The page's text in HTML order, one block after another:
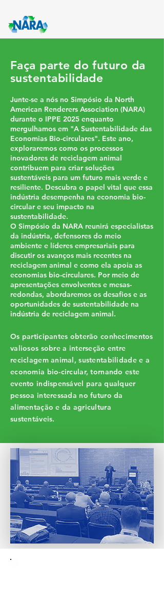
Faça parte do futuro da
sustentabilidade
Junte-se a nós no Simpósio da North
American Renderers Association (NARA)
durante o IPPE 2025 enquanto
mergulhamos em "A Sustentabilidade das
Economias Bio-circulares". Este ano,
exploraremos como os processos
inovadores de reciclagem animal
contribuem para criar soluções
sustentáveis para um futuro mais verde e
resiliente. Descubra o papel vital que essa
indústria desempenha na economia bio-
circular e seu impacto na
sustentabilidade.
O Simpósio da NARA reunirá especialistas
da indústria, defensores do meio
ambiente e líderes empresariais para
discutir os avanços mais recentes na
reciclagem animal e como ela apoia as
economias bio-circulares. Por meio de
apresentações envolventes e mesas-
redondas, abordaremos os desafios e as
oportunidades de sustentabilidade na
indústria de reciclagem animal.
Os participantes obterão conhecimentos
valiosos sobre a interseção entre
reciclagem animal, sustentabilidade e a
economia bio-circular, tornando este
evento indispensável para qualquer
pessoa interessada no futuro da
alimentação e da agricultura
sustentáveis.